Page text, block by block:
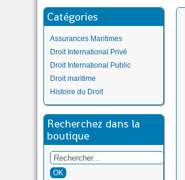
Catégories
Assurances Maritimes
Droit International Privé
Droit International Public
Droit maritime
Histoire du Droit
Recherchez dans la
boutique